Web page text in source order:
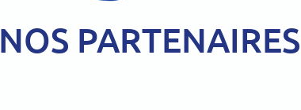
NOS PARTENAIRES